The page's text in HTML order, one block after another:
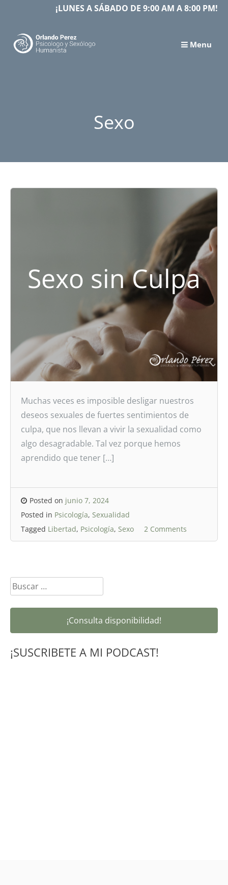
content
¡LUNES A SÁBADO DE 9:00 AM A 8:00 PM!
Menu
Sexo
Sexo sin Culpa
Muchas veces es imposible desligar nuestros
deseos sexuales de fuertes sentimientos de
culpa, que nos llevan a vivir la sexualidad como
algo desagradable. Tal vez porque hemos
aprendido que tener […]
Posted on junio 7, 2024
Posted in Psicología, Sexualidad
Tagged Libertad, Psicología, Sexo 2 Comments
Buscar:
¡Consulta disponibilidad!
¡SUSCRIBETE A MI PODCAST!